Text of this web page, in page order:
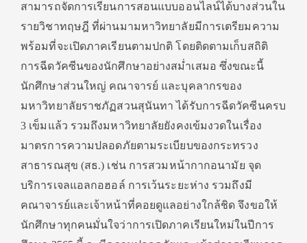
สามารถจัดการเรียนการสอนแบบออนไลน์ได้บางส่วนใน
รายวิชาทฤษฎี ที่ผ่านมามหาวิทยาลัยมีการเตรียมความ
พร้อมที่จะเปิดภาคเรียนตามปกติ โดยติดตามเก็บสถิติ
การฉีดวัคซีนของนักศึกษาอย่างสม่ำเสมอ ซึ่งขณะนี้
นักศึกษาส่วนใหญ่ คณาจารย์ และบุคลากรของ
มหาวิทยาลัยราชภัฏสวนสุนันทา ได้รับการฉีดวัคซีนครบ
3 เข็มแล้ว รวมถึงมหาวิทยาลัยยังคงเข้มงวดในเรื่อง
มาตรการความปลอดภัยตามระเบียบของกระทรวง
สาธารณสุข (สธ.) เช่น การสวมหน้ากากอนามัย จุด
บริการเจลแอลกอฮอล์ การเว้นระยะห่าง รวมถึงมี
คณาจารย์และเจ้าหน้าที่คอยดูแลอย่างใกล้ชิด จึงขอให้
นักศึกษาทุกคนมั่นใจว่าการเปิดภาคเรียนใหม่ในปีการ